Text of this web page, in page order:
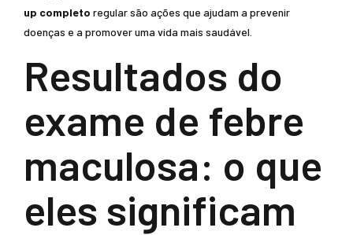
up completo regular são ações que ajudam a prevenir
doenças e a promover uma vida mais saudável.
Resultados do
exame de febre
maculosa: o que
eles significam